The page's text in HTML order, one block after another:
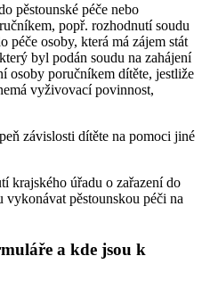
pěstounské péče nebo
popř. rozhodnutí soudu
péče osoby, která má zájem stát
byl podán soudu na zahájení
osoby poručníkem dítěte, jestliže
vyživovací povinnost,
závislosti dítěte na pomoci jiné
krajského úřadu o zařazení do
vykonávat pěstounskou péči na
a kde jsou k